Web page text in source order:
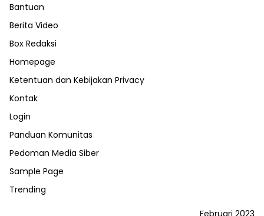
Bantuan
Berita Video
Box Redaksi
Homepage
Ketentuan dan Kebijakan Privacy
Kontak
Login
Panduan Komunitas
Pedoman Media Siber
Sample Page
Trending
Februari 2023